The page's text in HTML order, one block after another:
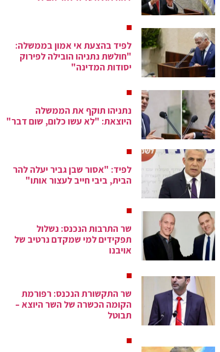
לפיד בהצעת אי אמון בממשלה:
"חולשת נתניהו הובילה לפירוק
יסודות המדינה"
נתניהו תוקף את הממשלה
היוצאת: "לא עשו כלום, שום דבר"
לפיד: "אסור שבן גביר יעלה להר
הבית, ביבי חייב לעצור אותו"
שר התרבות הנכנס: נשלול
תפקידים למי שמקדם נרטיב של
אויבנו
שר התקשורת הנכנס: רפורמת
הקומה הכשרה של השר היוצא –
תבוטל